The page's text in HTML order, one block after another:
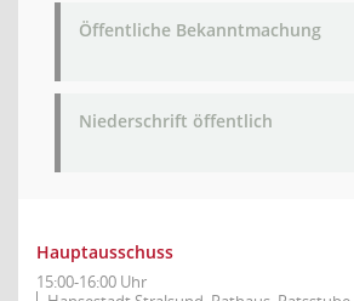
Öffentliche Bekanntmachung
Niederschrift öffentlich
Hauptausschuss
15:00-16:00 Uhr